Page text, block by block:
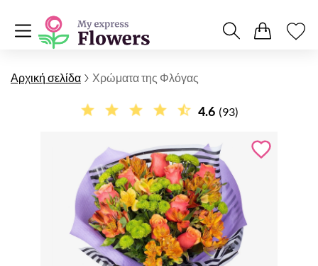
Αρχική σελίδα Χρώματα της Φλόγας
4.6 (93)